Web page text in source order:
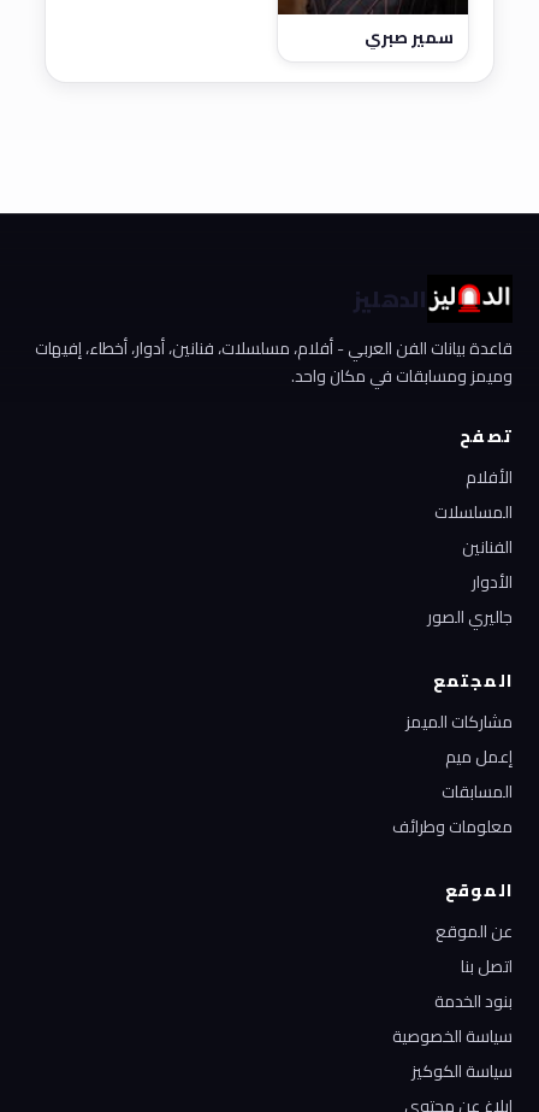
سمير صبري
الدهليز
قاعدة بيانات الفن العربي - أفلام، مسلسلات، فنانين، أدوار، أخطاء، إفيهات
وميمز ومسابقات في مكان واحد.
تصفح
الأفلام
المسلسلات
الفنانين
الأدوار
جاليري الصور
المجتمع
مشاركات الميمز
إعمل ميم
المسابقات
معلومات وطرائف
الموقع
عن الموقع
اتصل بنا
بنود الخدمة
سياسة الخصوصية
سياسة الكوكيز